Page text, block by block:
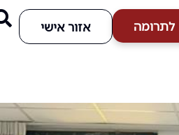
לתרומה אזור אישי